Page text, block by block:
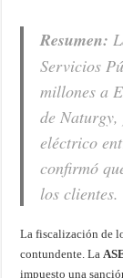
Resumen:
Servicios
millones a
de
eléctrico
confirmó
los clientes.
La fiscalización de
contundente. La
impuesto una